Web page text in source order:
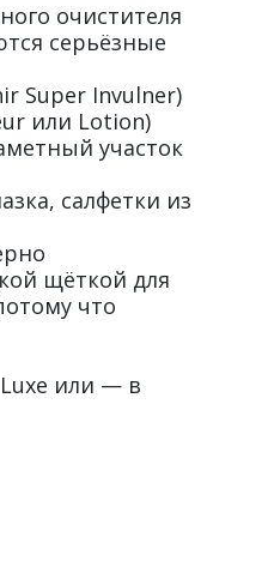
очистителя
серьёзные
Super Invulner)
или Lotion)
участок
салфетки из
щёткой для
что
или — в